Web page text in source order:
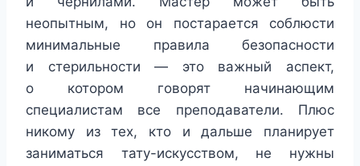
неопытным, но он постарается соблюсти
минимальные правила безопасности
и стерильности — это важный аспект,
о котором говорят начинающим
специалистам все преподаватели. Плюс
никому из тех, кто и дальше планирует
заниматься тату-искусством, не нужны